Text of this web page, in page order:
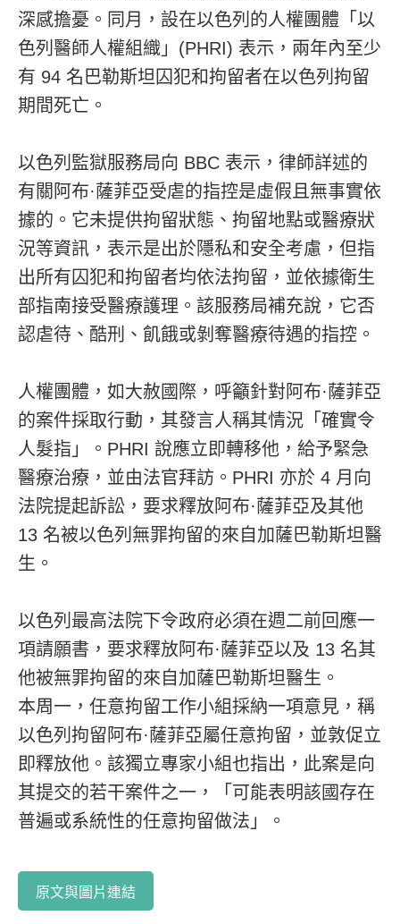
深感擔憂。同月，設在以色列的人權團體「以
色列醫師人權組織」(PHRI) 表示，兩年內至少
有 94 名巴勒斯坦囚犯和拘留者在以色列拘留
期間死亡。
以色列監獄服務局向 BBC 表示，律師詳述的
有關阿布·薩菲亞受虐的指控是虛假且無事實依
據的。它未提供拘留狀態、拘留地點或醫療狀
況等資訊，表示是出於隱私和安全考慮，但指
出所有囚犯和拘留者均依法拘留，並依據衛生
部指南接受醫療護理。該服務局補充說，它否
認虐待、酷刑、飢餓或剝奪醫療待遇的指控。
人權團體，如大赦國際，呼籲針對阿布·薩菲亞
的案件採取行動，其發言人稱其情況「確實令
人髮指」。PHRI 說應立即轉移他，給予緊急
醫療治療，並由法官拜訪。PHRI 亦於 4 月向
法院提起訴訟，要求釋放阿布·薩菲亞及其他
13 名被以色列無罪拘留的來自加薩巴勒斯坦醫
生。
以色列最高法院下令政府必須在週二前回應一
項請願書，要求釋放阿布·薩菲亞以及 13 名其
他被無罪拘留的來自加薩巴勒斯坦醫生。
本周一，任意拘留工作小組採納一項意見，稱
以色列拘留阿布·薩菲亞屬任意拘留，並敦促立
即釋放他。該獨立專家小組也指出，此案是向
其提交的若干案件之一，「可能表明該國存在
普遍或系統性的任意拘留做法」。
原文與圖片連結